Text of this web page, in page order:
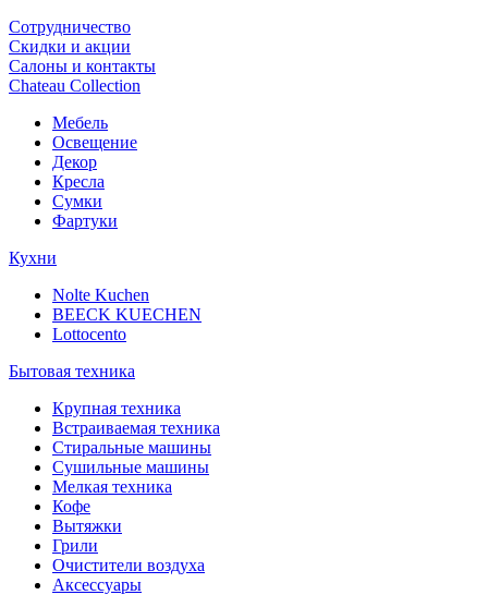
Сотрудничество
Скидки и акции
Салоны и контакты
Chateau Collection
Мебель
Освещение
Декор
Кресла
Сумки
Фартуки
Кухни
Nolte Kuchen
BEECK KUECHEN
Lottocento
Бытовая техника
Крупная техника
Встраиваемая техника
Стиральные машины
Сушильные машины
Мелкая техника
Кофе
Вытяжки
Грили
Очистители воздуха
Аксессуары